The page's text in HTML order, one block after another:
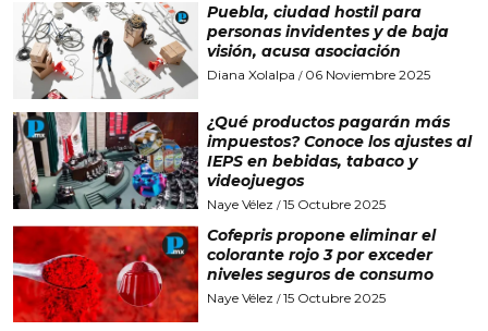
Puebla, ciudad hostil para
personas invidentes y de baja
visión, acusa asociación
Diana Xolalpa / 06 Noviembre 2025
¿Qué productos pagarán más
impuestos? Conoce los ajustes al
IEPS en bebidas, tabaco y
videojuegos
Naye Vélez /15 Octubre 2025
Cofepris propone eliminar el
colorante rojo 3 por exceder
niveles seguros de consumo
Naye Vélez /15 Octubre 2025